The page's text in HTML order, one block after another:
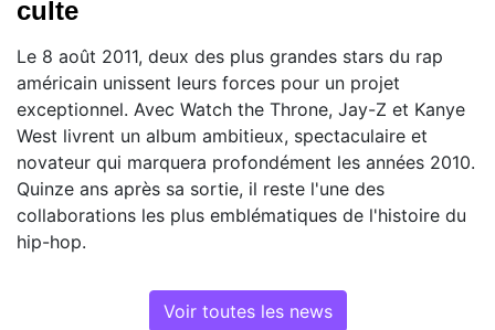
culte
Le 8 août 2011, deux des plus grandes stars du rap
américain unissent leurs forces pour un projet
exceptionnel. Avec Watch the Throne, Jay-Z et Kanye
West livrent un album ambitieux, spectaculaire et
novateur qui marquera profondément les années 2010.
Quinze ans après sa sortie, il reste l'une des
collaborations les plus emblématiques de l'histoire du
hip-hop.
Voir toutes les news